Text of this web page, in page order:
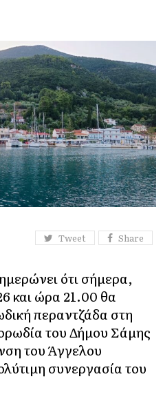
Tweet Share
ότι σήμερα,
και ώρα 21.00 θα
περαντζάδα στη
του Δήμου Σάμης
του Άγγελου
συνεργασία του